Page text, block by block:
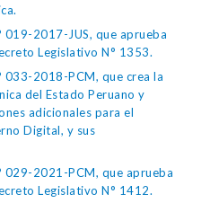
019-2017-JUS, que aprueba
Legislativo N° 1353.
033-2018-PCM, que crea la
del Estado Peruano y
adicionales para el
Digital, y sus
029-2021-PCM, que aprueba
Legislativo N° 1412.